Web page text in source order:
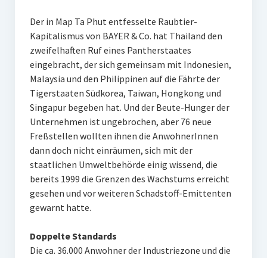
Der in Map Ta Phut entfesselte Raubtier-
Kapitalismus von BAYER & Co. hat Thailand den
zweifelhaften Ruf eines Pantherstaates
eingebracht, der sich gemeinsam mit Indonesien,
Malaysia und den Philippinen auf die Fährte der
Tigerstaaten Südkorea, Taiwan, Hongkong und
Singapur begeben hat. Und der Beute-Hunger der
Unternehmen ist ungebrochen, aber 76 neue
Freßstellen wollten ihnen die AnwohnerInnen
dann doch nicht einräumen, sich mit der
staatlichen Umweltbehörde einig wissend, die
bereits 1999 die Grenzen des Wachstums erreicht
gesehen und vor weiteren Schadstoff-Emittenten
gewarnt hatte.
Doppelte Standards
Die ca. 36.000 Anwohner der Industriezone und die